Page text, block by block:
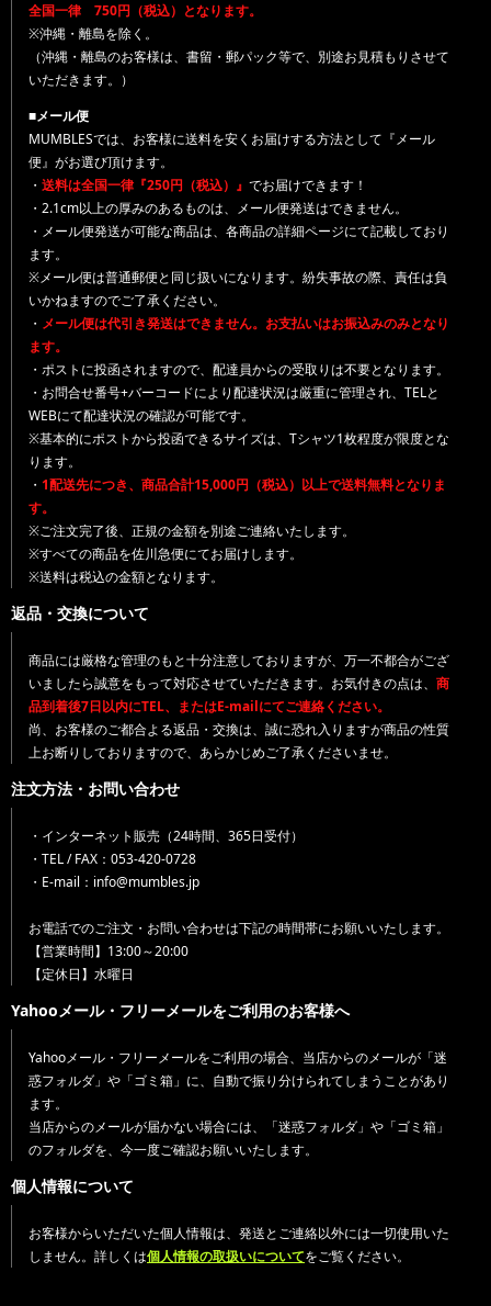
全国一律 750円（税込）となります。
※沖縄・離島を除く。
（沖縄・離島のお客様は、書留・郵パック等で、別途お見積もりさせて
いただきます。）
■メール便
MUMBLESでは、お客様に送料を安くお届けする方法として『メール
便』がお選び頂けます。
・ 送料は全国一律『250円（税込）』 でお届けできます！
・2.1cm以上の厚みのあるものは、メール便発送はできません。
・メール便発送が可能な商品は、各商品の詳細ページにて記載しており
ます。
※メール便は普通郵便と同じ扱いになります。紛失事故の際、責任は負
いかねますのでご了承ください。
・ メール便は代引き発送はできません。お支払いはお振込みのみとなり
ます。
・ポストに投函されますので、配達員からの受取りは不要となります。
・お問合せ番号+バーコードにより配達状況は厳重に管理され、TELと
WEBにて配達状況の確認が可能です。
※基本的にポストから投函できるサイズは、Tシャツ1枚程度が限度とな
ります。
・ 1配送先につき、商品合計15,000円（税込）以上で送料無料となりま
す。
※ご注文完了後、正規の金額を別途ご連絡いたします。
※すべての商品を佐川急便にてお届けします。
※送料は税込の金額となります。
返品・交換について
商品には厳格な管理のもと十分注意しておりますが、万一不都合がござ
いましたら誠意をもって対応させていただきます。お気付きの点は、 商
品到着後7日以内にTEL、またはE-mailにてご連絡ください。
尚、お客様のご都合よる返品・交換は、誠に恐れ入りますが商品の性質
上お断りしておりますので、あらかじめご了承くださいませ。
注文方法・お問い合わせ
・インターネット販売（24時間、365日受付）
・TEL / FAX：053-420-0728
・E-mail：info@mumbles.jp
お電話でのご注文・お問い合わせは下記の時間帯にお願いいたします。
【営業時間】13:00～20:00
【定休日】水曜日
Yahooメール・フリーメールをご利用のお客様へ
Yahooメール・フリーメールをご利用の場合、当店からのメールが「迷
惑フォルダ」や「ゴミ箱」に、自動で振り分けられてしまうことがあり
ます。
当店からのメールが届かない場合には、「迷惑フォルダ」や「ゴミ箱」
のフォルダを、今一度ご確認お願いいたします。
個人情報について
お客様からいただいた個人情報は、発送とご連絡以外には一切使用いた
しません。詳しくは個人情報の取扱いについてをご覧ください。